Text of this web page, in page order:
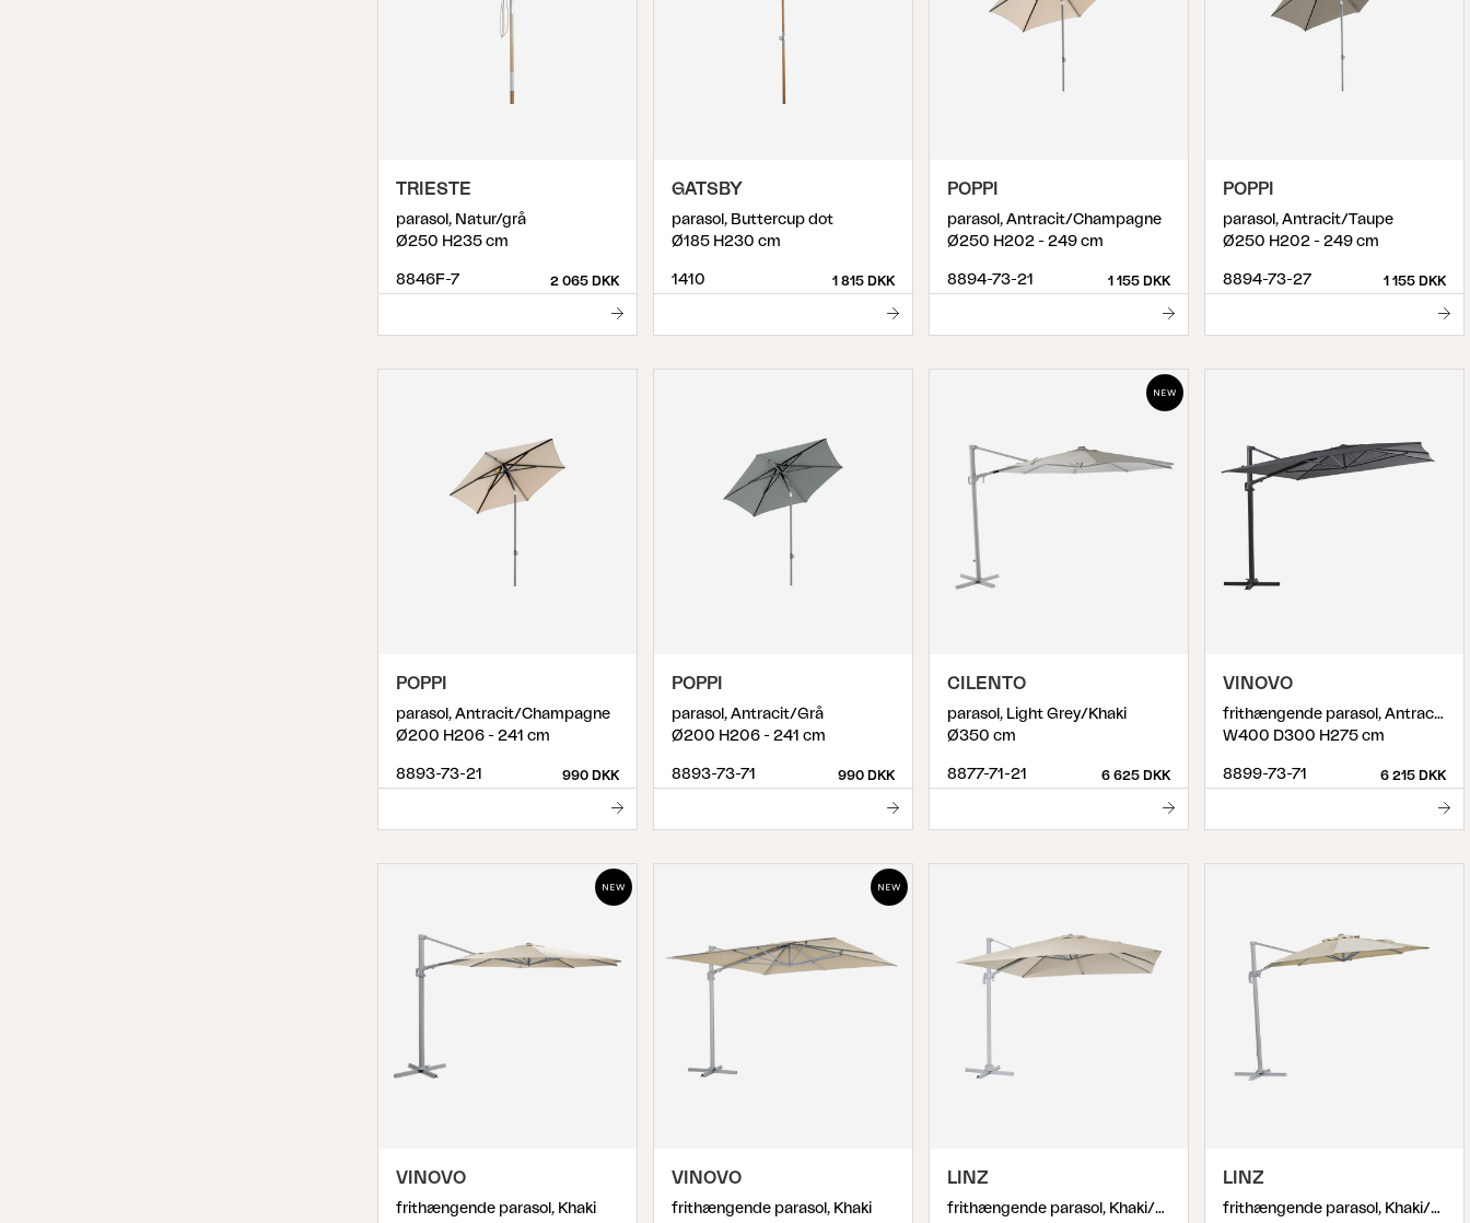
TRIESTE
parasol, Natur/grå
Ø250 H235 cm
8846F-7 2 065 DKK
GATSBY
parasol, Buttercup dot
Ø185 H230 cm
1410 1 815 DKK
POPPI
parasol, Antracit/Champagne
Ø250 H202 - 249 cm
8894-73-21 1 155 DKK
POPPI
parasol, Antracit/Taupe
Ø250 H202 - 249 cm
8894-73-27 1 155 DKK
POPPI
parasol, Antracit/Champagne
Ø200 H206 - 241 cm
8893-73-21 990 DKK
POPPI
parasol, Antracit/Grå
Ø200 H206 - 241 cm
8893-73-71 990 DKK
CILENTO
parasol, Light Grey/Khaki
Ø350 cm
8877-71-21 6 625 DKK
VINOVO
frithængende parasol, Antracit/Grå
W400 D300 H275 cm
8899-73-71 6 215 DKK
VINOVO
frithængende parasol, Khaki
VINOVO
frithængende parasol, Khaki
LINZ
frithængende parasol, Khaki/Light Grey
LINZ
frithængende parasol, Khaki/Light Grey